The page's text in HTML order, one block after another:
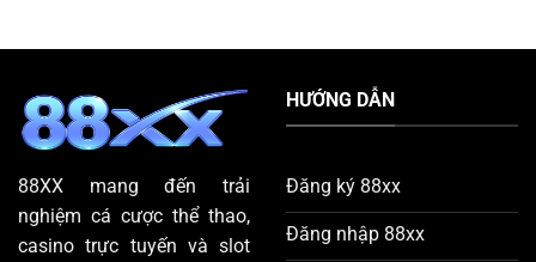
88XX mang đến trải
nghiệm cá cược thể thao,
casino trực tuyến và slot
HƯỚNG DẪN
Đăng ký 88xx
Đăng nhập 88xx